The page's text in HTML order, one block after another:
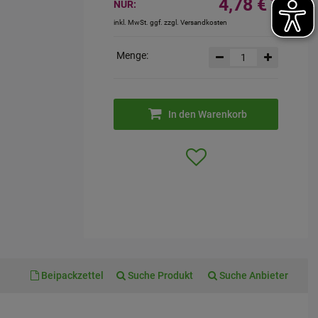
NUR: 4,78 € ¹
inkl. MwSt. ggf. zzgl. Versandkosten
Menge:
In den Warenkorb
Beipackzettel Suche Produkt Suche Anbieter